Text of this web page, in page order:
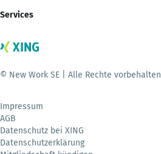
Services
© New Work SE | Alle Rechte vorbehalten
Impressum
AGB
Datenschutz bei XING
Datenschutzerklärung